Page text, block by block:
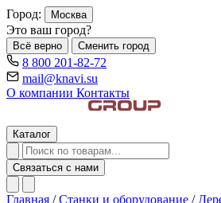
Город: Москва
Это ваш город?
Всё верно Сменить город
8 800 201-82-72
mail@knavi.su
О компании Контакты
Каталог
Связаться с нами
Главная / Станки и оборудование /